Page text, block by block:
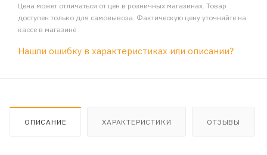
Цена может отличаться от цен в розничных магазинах. Товар
доступен только для самовывоза. Фактическую цену уточняйте на
кассе в магазине
Нашли ошибку в характеристиках или описании?
ОПИСАНИЕ ХАРАКТЕРИСТИКИ ОТЗЫВЫ